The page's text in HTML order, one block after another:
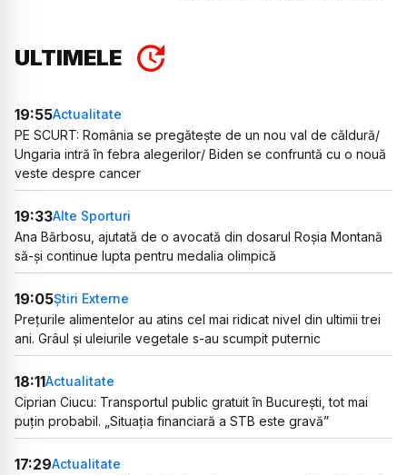
ULTIMELE
19:55Actualitate
PE SCURT: România se pregătește de un nou val de căldură/
Ungaria intră în febra alegerilor/ Biden se confruntă cu o nouă
veste despre cancer
19:33Alte Sporturi
Ana Bărbosu, ajutată de o avocată din dosarul Roșia Montană
să-și continue lupta pentru medalia olimpică
19:05Știri Externe
Prețurile alimentelor au atins cel mai ridicat nivel din ultimii trei
ani. Grâul și uleiurile vegetale s-au scumpit puternic
18:11Actualitate
Ciprian Ciucu: Transportul public gratuit în București, tot mai
puțin probabil. „Situația financiară a STB este gravă”
17:29Actualitate